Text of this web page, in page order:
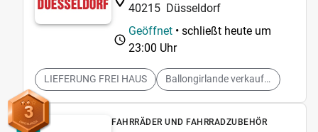
40215 Düsseldorf
Geöffnet • schließt heute um
23:00 Uhr
LIEFERUNG FREI HAUS Ballongirlande verkaufen
3 FAHRRÄDER UND FAHRRADZUBEHÖR